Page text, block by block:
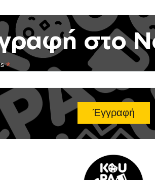
στο
*